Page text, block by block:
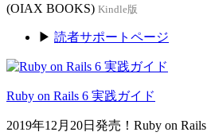
(OIAX BOOKS) Kindle版
▶ 読者サポートページ
Ruby on Rails 6 実践ガイド
2019年12月20日発売！Ruby on Rails